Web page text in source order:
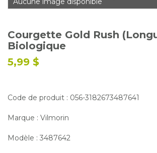
Service à la clientèle
Nous joindre
Courgette Gold Rush
Biologique
5,99 $
Code de produit : 056-3182673487641
Marque : Vilmorin
Modèle : 3487642